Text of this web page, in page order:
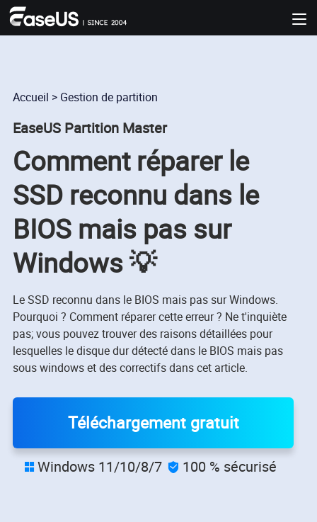
Accueil > Gestion de partition
EaseUS Partition Master
Comment réparer le
SSD reconnu dans le
BIOS mais pas sur
Windows 💡
Le SSD reconnu dans le BIOS mais pas sur Windows.
Pourquoi ? Comment réparer cette erreur ? Ne t'inquiète
pas; vous pouvez trouver des raisons détaillées pour
lesquelles le disque dur détecté dans le BIOS mais pas
sous windows et des correctifs dans cet article.
Téléchargement gratuit
 Windows 11/10/8/7  100 % sécurisé